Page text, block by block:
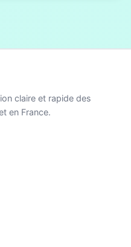
claire et rapide des
en France.